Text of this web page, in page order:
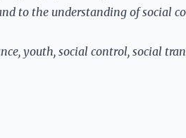
to the understanding of social
youth, social control, social